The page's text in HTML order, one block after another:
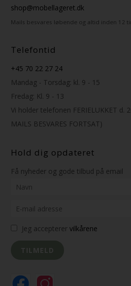
shop@mobellageret.dk
Mails besvares løbende og altid inden 12
Telefontid
+45 70 22 27 24
Mandag - Torsdag: kl. 9 - 15
Fredag: Kl. 9 - 13
Vi holder telefonen FERIELUKKET d.
MAILS BESVARES FORTSAT)
Hold dig opdateret
Få nyheder og gode tilbud på email
Jeg accepterervilkårene